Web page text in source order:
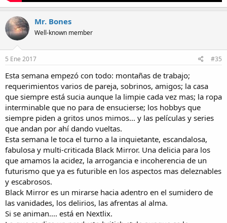
Mr. Bones
Well-known member
5 Ene 2017 #35
Esta semana empezó con todo: montañas de trabajo;
requerimientos varios de pareja, sobrinos, amigos; la casa
que siempre está sucia aunque la limpie cada vez mas; la ropa
interminable que no para de ensucierse; los hobbys que
siempre piden a gritos unos mimos... y las películas y series
que andan por ahí dando vueltas.
Esta semana le toca el turno a la inquietante, escandalosa,
fabulosa y multi-criticada Black Mirror. Una delicia para los
que amamos la acidez, la arrogancia e incoherencia de un
futurismo que ya es futurible en los aspectos mas deleznables
y escabrosos.
Black Mirror es un mirarse hacia adentro en el sumidero de
las vanidades, los delirios, las afrentas al alma.
Si se animan.... está en Nextlix.